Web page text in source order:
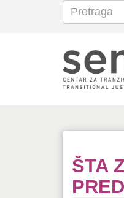
Pretraga
ŠTA